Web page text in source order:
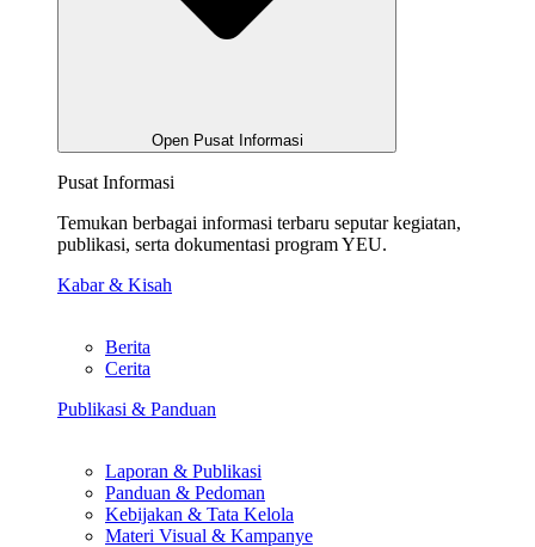
Open Pusat Informasi
Pusat Informasi
Temukan berbagai informasi terbaru seputar kegiatan,
publikasi, serta dokumentasi program YEU.
Kabar & Kisah
Berita
Cerita
Publikasi & Panduan
Laporan & Publikasi
Panduan & Pedoman
Kebijakan & Tata Kelola
Materi Visual & Kampanye